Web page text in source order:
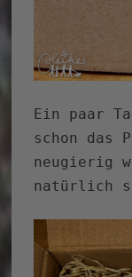
Ein paar
schon das
neugierig
natürlich